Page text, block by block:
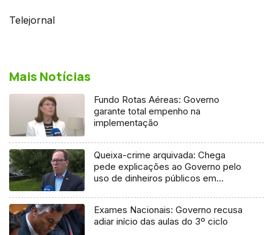
Telejornal
Mais Notícias
Fundo Rotas Aéreas: Governo
garante total empenho na
implementação
Queixa-crime arquivada: Chega
pede explicações ao Governo pelo
uso de dinheiros públicos em
Exames Nacionais: Governo recusa
adiar início das aulas do 3º ciclo